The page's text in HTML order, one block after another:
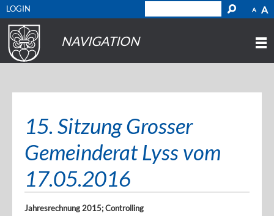
A A
LOGIN
NAVIGATION
15. Sitzung Grosser
Gemeinderat Lyss vom
17.05.2016
Jahresrechnung 2015; Controlling